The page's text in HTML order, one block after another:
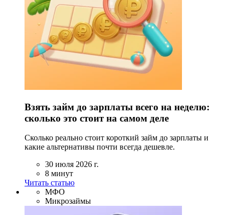
Взять займ до зарплаты всего на неделю:
сколько это стоит на самом деле
Сколько реально стоит короткий займ до зарплаты и
какие альтернативы почти всегда дешевле.
30 июля 2026 г.
8 минут
Читать статью
МФО
Микрозаймы